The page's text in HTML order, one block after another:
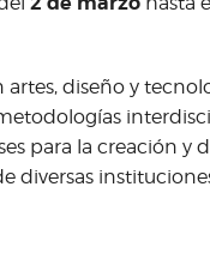
diseño y
para la creación y
diversas